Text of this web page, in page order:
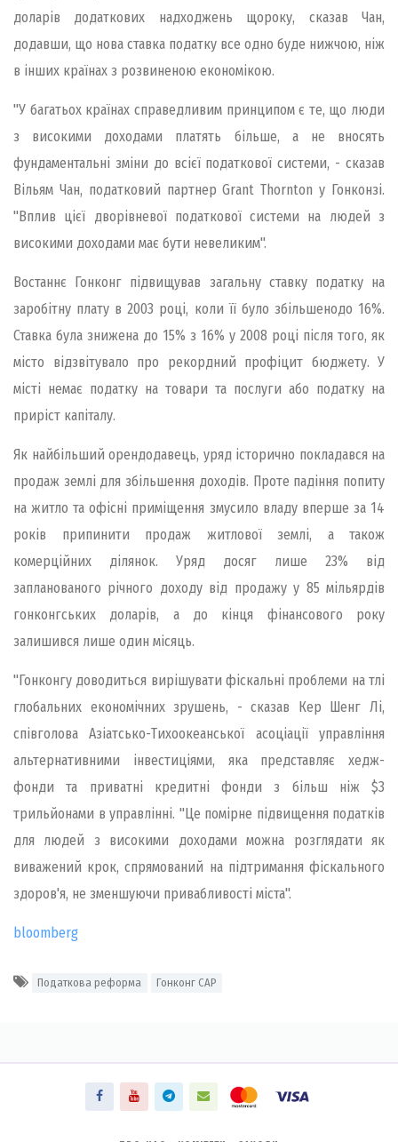
доларів додаткових надходжень щороку, сказав Чан,
додавши, що нова ставка податку все одно буде нижчою, ніж
в інших країнах з розвиненою економікою.
"У багатьох країнах справедливим принципом є те, що люди
з високими доходами платять більше, а не вносять
фундаментальні зміни до всієї податкової системи, - сказав
Вільям Чан, податковий партнер Grant Thornton у Гонконзі.
"Вплив цієї дворівневої податкової системи на людей з
високими доходами має бути невеликим".
Востаннє Гонконг підвищував загальну ставку податку на
заробітну плату в 2003 році, коли її було збільшенодо 16%.
Ставка була знижена до 15% з 16% у 2008 році після того, як
місто відзвітувало про рекордний профіцит бюджету. У
місті немає податку на товари та послуги або податку на
приріст капіталу.
Як найбільший орендодавець, уряд історично покладався на
продаж землі для збільшення доходів. Проте падіння попиту
на житло та офісні приміщення змусило владу вперше за 14
років припинити продаж житлової землі, а також
комерційних ділянок. Уряд досяг лише 23% від
запланованого річного доходу від продажу у 85 мільярдів
гонконгських доларів, а до кінця фінансового року
залишився лише один місяць.
"Гонконгу доводиться вирішувати фіскальні проблеми на тлі
глобальних економічних зрушень, - сказав Кер Шенг Лі,
співголова Азіатсько-Тихоокеанської асоціації управління
альтернативними інвестиціями, яка представляє хедж-
фонди та приватні кредитні фонди з більш ніж $3
трильйонами в управлінні. "Це помірне підвищення податків
для людей з високими доходами можна розглядати як
виважений крок, спрямований на підтримання фіскального
здоров'я, не зменшуючи привабливості міста".
bloomberg
Податкова реформа Гонконг САР